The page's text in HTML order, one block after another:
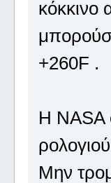
κόκκινo
+260F .
Η ΝΑSA
Μην